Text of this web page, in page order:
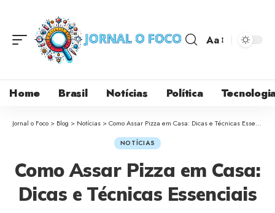
Aa
Home Brasil Notícias Política
Jornal o Foco > Blog > Notícias >Como Assar Pizza em Casa: Dicas e Técnicas Essenciais
NOTÍCIAS
Como Assar Pizza em Casa:
Dicas e Técnicas Essenciais